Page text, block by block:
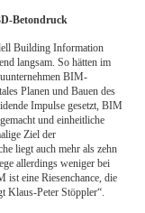
Betondruck
Building Information
langsam. So hätten im
BIM-
Planen und Bauen des
Impulse gesetzt, BIM
und einheitliche
Ziel der
liegt auch mehr als zehn
allerdings weniger bei
ist eine Riesenchance, die
Klaus-Peter Stöppler“.